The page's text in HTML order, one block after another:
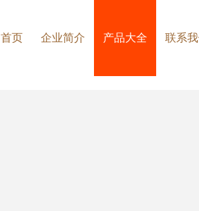
首页 企业简介 产品大全 联系